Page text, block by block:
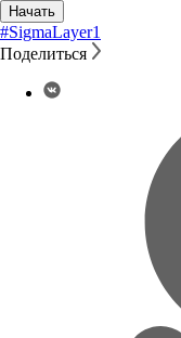
Начать
#SigmaLayer1
Поделиться